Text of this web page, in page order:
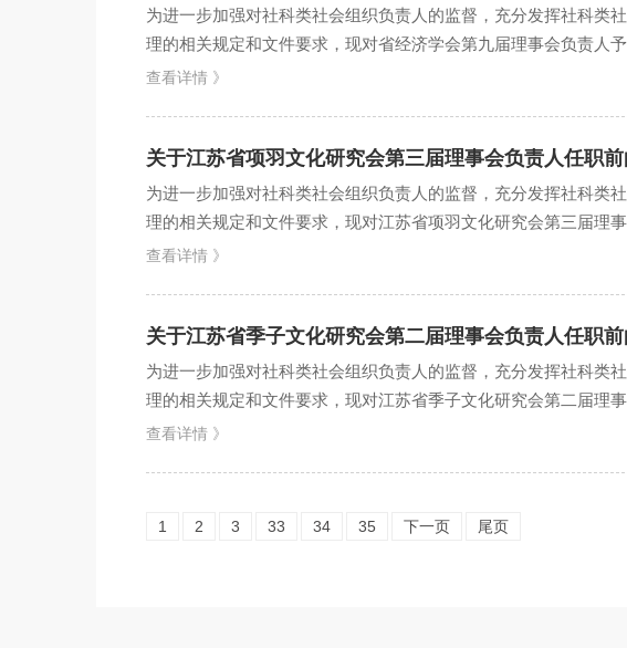
为进一步加强对社科类社会组织负责人的监督，充分发挥社科类
理的相关规定和文件要求，现对省经济学会第九届理事会负责人
士研究生，中共党员，...
查看详情 》
关于江苏省项羽文化研究会第三届理事会负责人任职
为进一步加强对社科类社会组织负责人的监督，充分发挥社科类
理的相关规定和文件要求，现对江苏省项羽文化研究会第三届理
3月生，民革党员，博...
查看详情 》
关于江苏省季子文化研究会第二届理事会负责人任职
为进一步加强对社科类社会组织负责人的监督，充分发挥社科类
理的相关规定和文件要求，现对江苏省季子文化研究会第二届理
12月生，大专，中共...
查看详情 》
1 2 3 33 34 35 下一页 尾页